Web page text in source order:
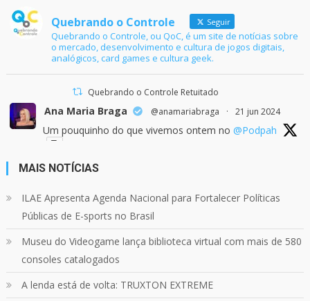
Quebrando o Controle Seguir
Quebrando o Controle, ou QoC, é um site de notícias sobre
o mercado, desenvolvimento e cultura de jogos digitais,
analógicos, card games e cultura geek.
Quebrando o Controle Retuitado
Ana Maria Braga @anamariabraga · 21 jun 2024
Um pouquinho do que vivemos ontem no @Podpah
Quebrando o Controle
Confira em nosso site o mais recente REVIEW de
Skull & Bones.
Mais em:
https://buff.ly/3yPhDN2
MAIS NOTÍCIAS
ILAE Apresenta Agenda Nacional para Fortalecer Políticas
Públicas de E-sports no Brasil
Museu do Videogame lança biblioteca virtual com mais de 580
consoles catalogados
A lenda está de volta: TRUXTON EXTREME